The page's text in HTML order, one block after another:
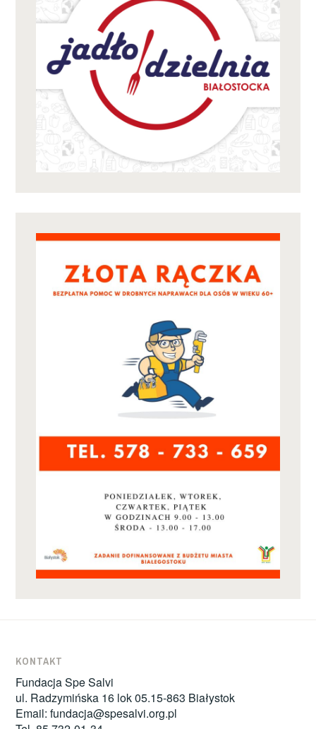
KONTAKT
Fundacja Spe Salvi
ul. Radzymińska 16 lok 05.15-863 Białystok
Email:fundacja@spesalvi.org.pl